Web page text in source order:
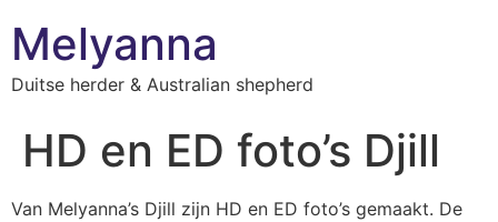
Melyanna
Duitse herder & Australian shepherd
HD en ED foto’s Djill
Van Melyanna’s Djill zijn HD en ED foto’s gemaakt. De